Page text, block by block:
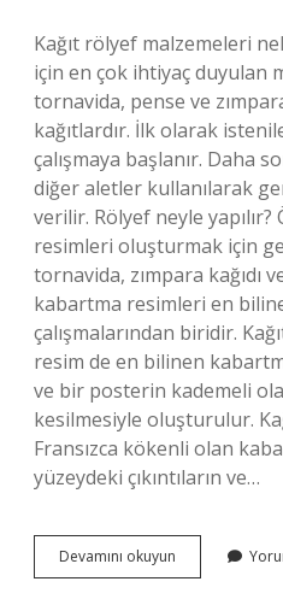
Kağıt rölyef malzemeleri
için en çok ihtiyaç duyulan
tornavida, pense ve
kağıtlardır. İlk olarak
çalışmaya başlanır. Daha
diğer aletler kullanılarak
verilir. Rölyef neyle
resimleri oluşturmak için
tornavida, zımpara kağıdı
kabartma resimleri en
çalışmalarından biridir.
resim de en bilinen
ve bir posterin kademeli
kesilmesiyle oluşturulur.
Fransızca kökenli olan
yüzeydeki çıkıntıların ve…
Devamını okuyun
Rölyef